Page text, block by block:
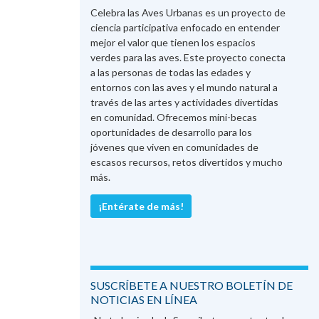
Celebra las Aves Urbanas es un proyecto de
ciencia participativa enfocado en entender
mejor el valor que tienen los espacios
verdes para las aves. Este proyecto conecta
a las personas de todas las edades y
entornos con las aves y el mundo natural a
través de las artes y actividades divertidas
en comunidad. Ofrecemos mini-becas
oportunidades de desarrollo para los
jóvenes que viven en comunidades de
escasos recursos, retos divertidos y mucho
más.
¡Entérate de más!
SUSCRÍBETE A NUESTRO BOLETÍN DE
NOTICIAS EN LÍNEA